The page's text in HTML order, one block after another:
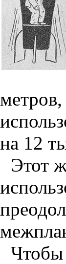
на 12
Этот
Чтобы